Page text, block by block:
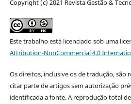
Copyright (c) 2021 Revista Gestão &
Este trabalho está licenciado sob uma
Attribution-NonCommercial 4.0
Os direitos, inclusive os de tradução, são
citar parte de artigos sem autorização
identificada a fonte. A reprodução total